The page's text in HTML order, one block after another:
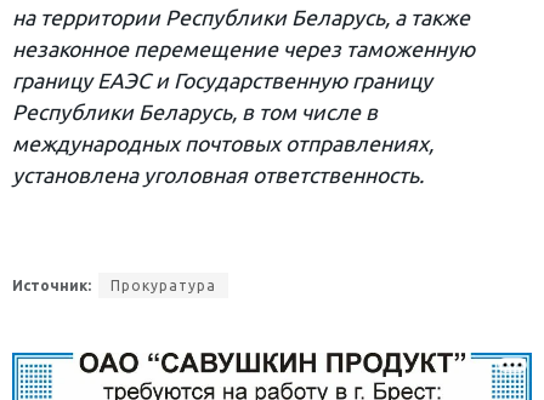
на территории Республики Беларусь, а также
незаконное перемещение через таможенную
границу ЕАЭС и Государственную границу
Республики Беларусь, в том числе в
международных почтовых отправлениях,
установлена уголовная ответственность.
Источник: Прокуратура